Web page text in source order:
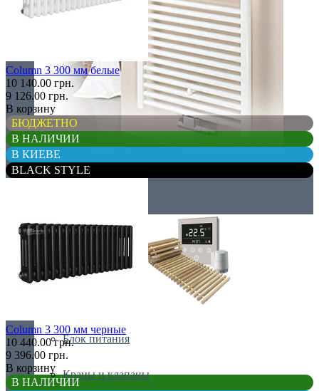
Блок питания
Краны и клапаны
Column 3 300 мм белые
10 140.00 грн.
9 126.00 грн.
В корзину
БЮДЖЕТНО
В НАЛИЧИИ
В КИЕВЕ
BLACK STYLE
Column 3 300 мм черные
10 440.00 грн.
9 396.00 грн.
В корзину
В НАЛИЧИИ